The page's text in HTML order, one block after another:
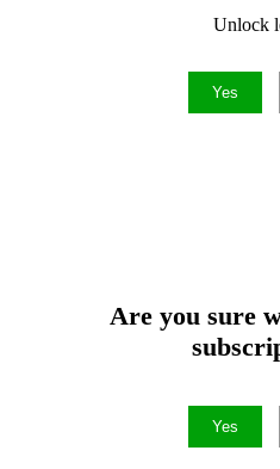
Unlock
Yes
Are you sure
Yes